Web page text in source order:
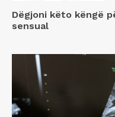
Dëgjoni këto këngë
sensual